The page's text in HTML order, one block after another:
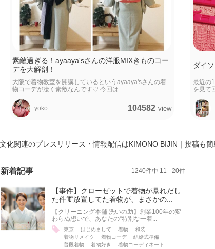
素敵過ぎる！ayaaya'sさんの洋服MIXきものコー
デを大解剖！
大阪で着物教室を開講しているというayaaya'sさんの着
物コーデが凄く素敵なんです♡ 今回は...
yoko 104582 view
ダイ
最近の
を見て
化関連のプレスリリース・情報配信はKIMONO BIJIN｜投稿も簡
新着記事 1240件中 11 - 20件
【事件】クローゼットで着物が暴れだし
た件👘放置してた着物が、まさかの...
【クリーニング本舗 洗いの助】創業100年の変
わらぬ想いで、あなたの“特別な一着...
東京 はじめまして 着物
和装
着物リメイク
着物コーデ
結婚式準備
普段着物
着物好き
着物コーディネート